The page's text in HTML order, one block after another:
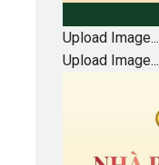
Upload Image...
Upload Image...